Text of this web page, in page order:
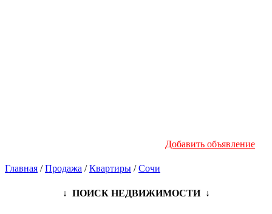
Добавить объявление
Главная /Продажа /Квартиры /Сочи
↓ ПОИСК НЕДВИЖИМОСТИ ↓